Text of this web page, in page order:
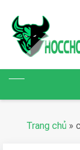
Trang chủ »